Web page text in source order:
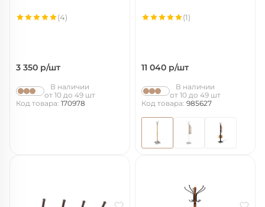
3 350 р/шт
(4)
В наличии
от 10 до 49 шт
Код товара: 170978
11 040 р/шт
(1)
В наличии
от 10 до 49 шт
Код товара: 985627